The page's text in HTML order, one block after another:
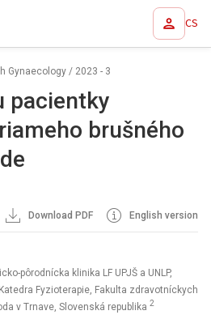
CS
Gynaecology / 2023 - 3
pacientky
brušného
Download PDF English version
pôrodnícka klinika LF UPJŠ a UNLP,
Fyzioterapie, Fakulta zdravotníckych
v Trnave, Slovenská republika 2